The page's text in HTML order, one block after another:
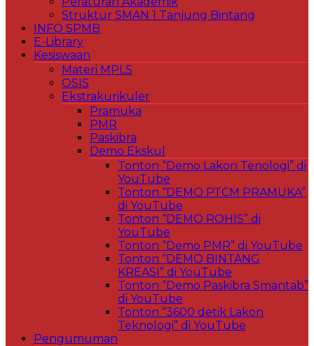
Struktur SMAN 1 Tanjung Bintang
INFO SPMB
E-Library
Kesiswaan
Materi MPLS
OSIS
Ekstrakurikuler
Pramuka
PMR
Paskibra
Demo Ekskul
Tonton “Demo Lakon Tenologi” di
YouTube
Tonton “DEMO PTCM PRAMUKA”
di YouTube
Tonton “DEMO ROHIS” di
YouTube
Tonton “Demo PMR” di YouTube
Tonton “DEMO BINTANG
KREASI” di YouTube
Tonton “Demo Paskibra Smantab”
di YouTube
Tonton “3600 detik Lakon
Teknologi” di YouTube
Pengumuman